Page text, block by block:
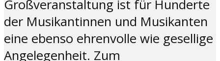
Großveranstaltung ist für Hunderte
der Musikantinnen und Musikanten
eine ebenso ehrenvolle wie gesellige
Angelegenheit. Zum